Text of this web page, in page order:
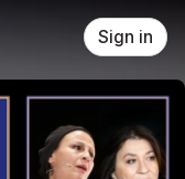
Sign in